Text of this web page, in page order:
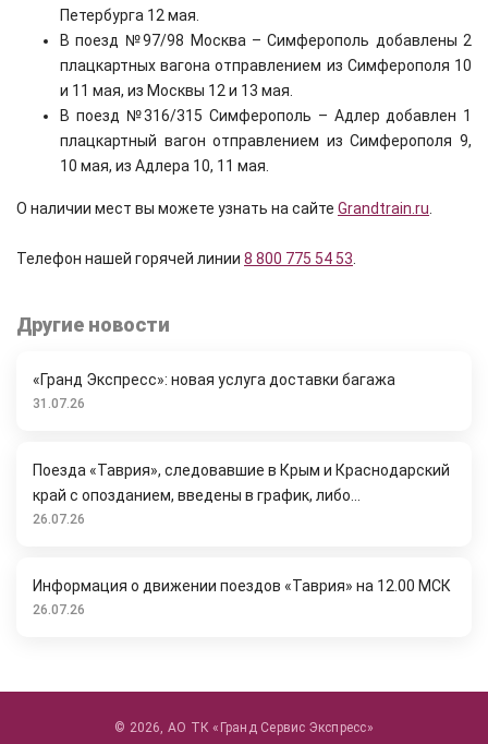
Петербурга 12 мая.
В поезд №97/98 Москва – Симферополь добавлены 2
плацкартных вагона отправлением из Симферополя 10
и 11 мая, из Москвы 12 и 13 мая.
В поезд №316/315 Симферополь – Адлер добавлен 1
плацкартный вагон отправлением из Симферополя 9,
10 мая, из Адлера 10, 11 мая.
О наличии мест вы можете узнать на сайте Grandtrain.ru
Телефон нашей горячей линии 8 800 775 54 53
Другие новости
«Гранд Экспресс»: новая услуга доставки багажа
31.07.26
Поезда «Таврия», следовавшие в Крым и Краснодарский
край с опозданием, введены в график, либо...
26.07.26
Информация о движении поездов «Таврия» на 12.00 МСК
26.07.26
© 2026, АО ТК «Гранд Сервис Экспресс»